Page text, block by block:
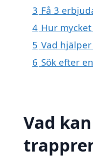
3 Få 3
4 Hur
5 Vad
6 Sök efter
Vad